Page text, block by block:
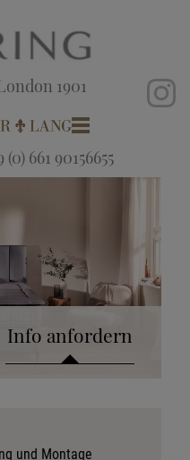
1901
661 90156655
Info anfordern
anfordern
und Montage